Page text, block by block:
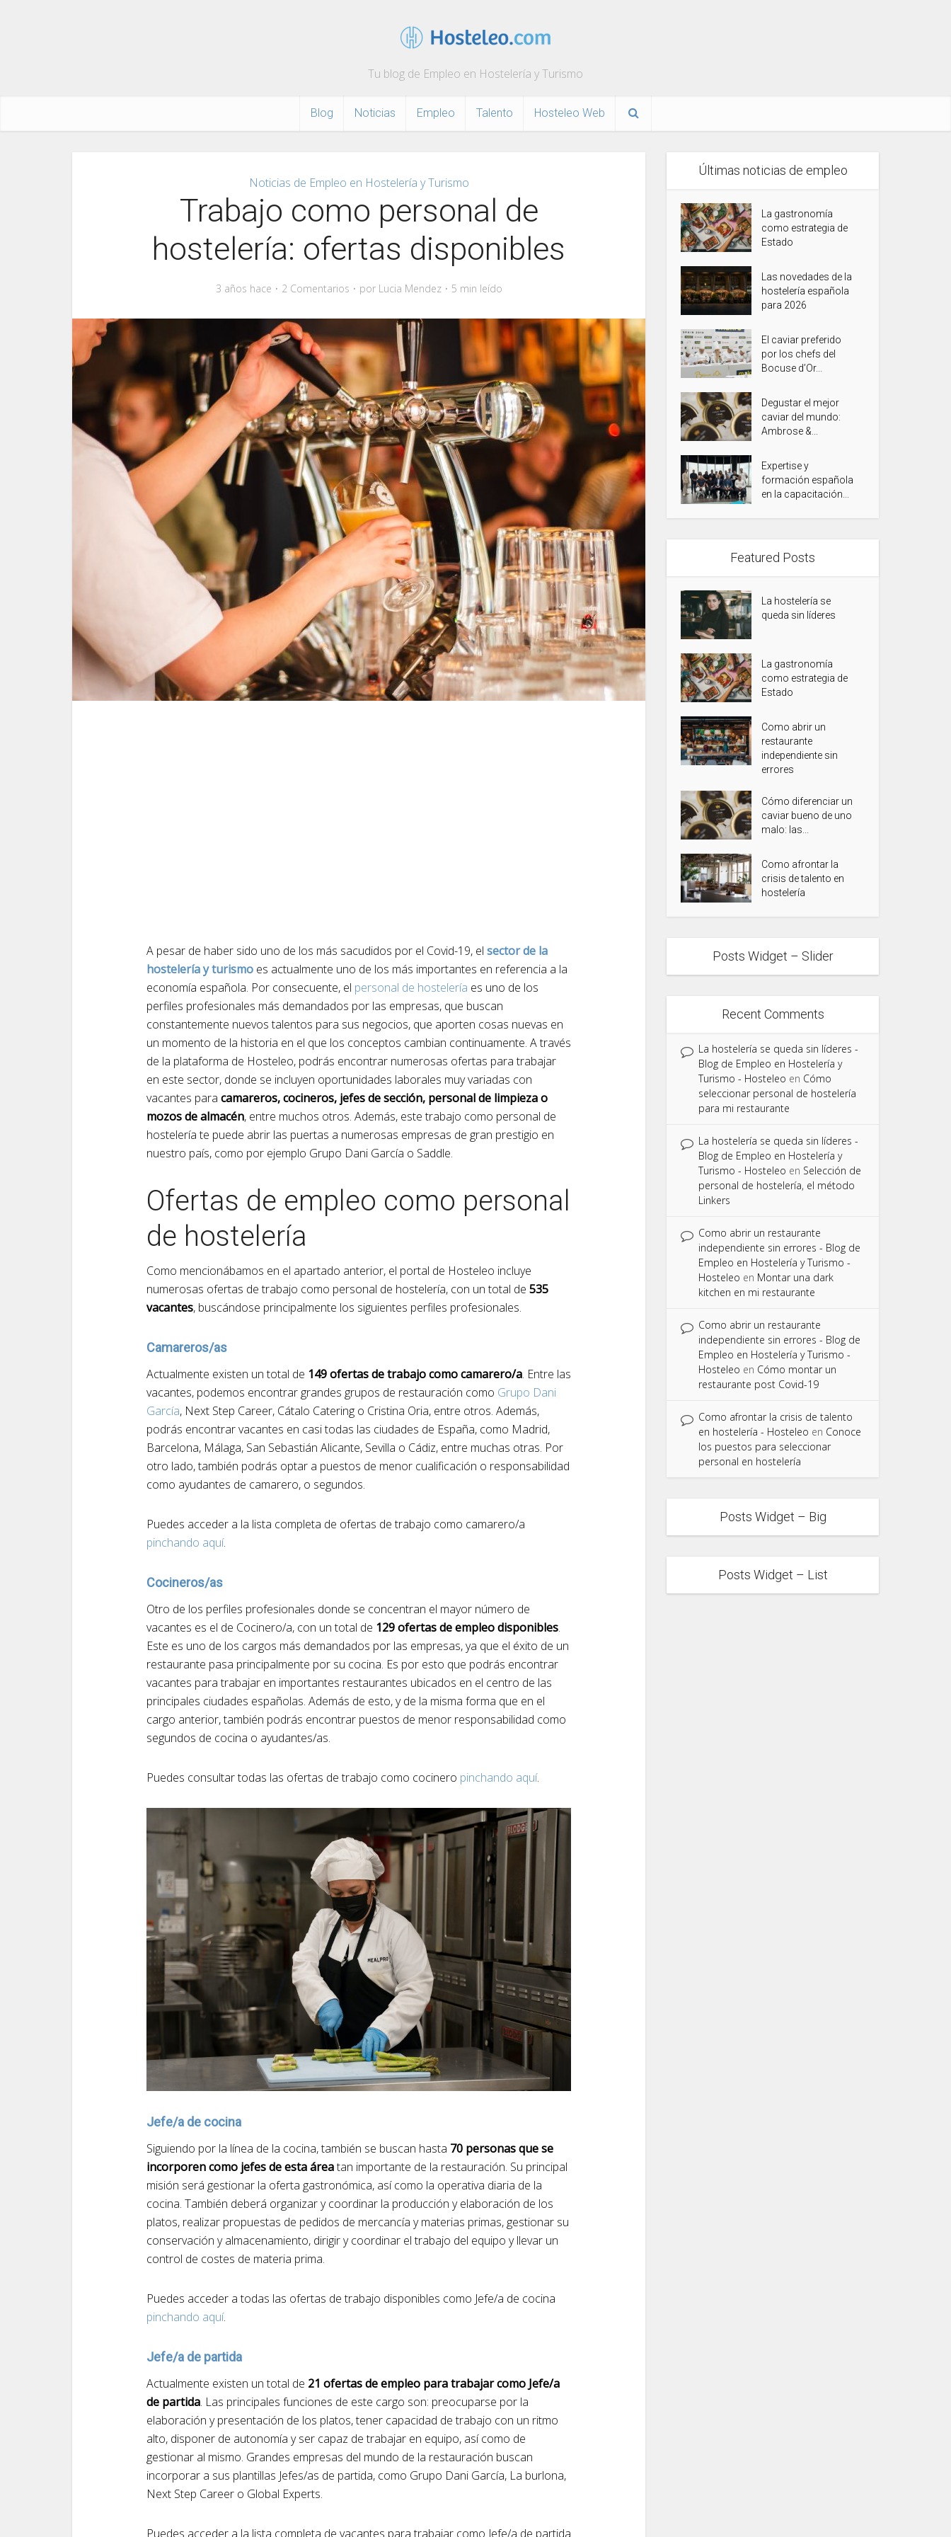
Tu blog de Empleo en Hostelería y Turismo
Blog Noticias Empleo Talento Hosteleo Web
Noticias de Empleo en Hostelería y Turismo
Trabajo como personal de
hostelería: ofertas disponibles
3 años hace 2 Comentarios por Lucia Mendez 5 min leído
A pesar de haber sido uno de los más sacudidos por el Covid-19, el sector de la
hostelería y turismo es actualmente uno de los más importantes en referencia a la
economía española. Por consecuente, el personal de hostelería es uno de los
perfiles profesionales más demandados por las empresas, que buscan
constantemente nuevos talentos para sus negocios, que aporten cosas nuevas en
un momento de la historia en el que los conceptos cambian continuamente. A través
de la plataforma de Hosteleo, podrás encontrar numerosas ofertas para trabajar
en este sector, donde se incluyen oportunidades laborales muy variadas con
vacantes para camareros, cocineros, jefes de sección, personal de limpieza o
mozos de almacén, entre muchos otros. Además, este trabajo como personal de
hostelería te puede abrir las puertas a numerosas empresas de gran prestigio en
nuestro país, como por ejemplo Grupo Dani García o Saddle.
Ofertas de empleo como personal
de hostelería
Como mencionábamos en el apartado anterior, el portal de Hosteleo incluye
numerosas ofertas de trabajo como personal de hostelería, con un total de 535
vacantes, buscándose principalmente los siguientes perfiles profesionales.
Camareros/as
Actualmente existen un total de 149 ofertas de trabajo como camarero/a. Entre las
vacantes, podemos encontrar grandes grupos de restauración como Grupo Dani
García, Next Step Career, Cátalo Catering o Cristina Oria, entre otros. Además,
podrás encontrar vacantes en casi todas las ciudades de España, como Madrid,
Barcelona, Málaga, San Sebastián Alicante, Sevilla o Cádiz, entre muchas otras. Por
otro lado, también podrás optar a puestos de menor cualificación o responsabilidad
como ayudantes de camarero, o segundos.
Puedes acceder a la lista completa de ofertas de trabajo como camarero/a
pinchando aquí.
Cocineros/as
Otro de los perfiles profesionales donde se concentran el mayor número de
vacantes es el de Cocinero/a, con un total de 129 ofertas de empleo disponibles.
Este es uno de los cargos más demandados por las empresas, ya que el éxito de un
restaurante pasa principalmente por su cocina. Es por esto que podrás encontrar
vacantes para trabajar en importantes restaurantes ubicados en el centro de las
principales ciudades españolas. Además de esto, y de la misma forma que en el
cargo anterior, también podrás encontrar puestos de menor responsabilidad como
segundos de cocina o ayudantes/as.
Puedes consultar todas las ofertas de trabajo como cocinero pinchando aquí.
Jefe/a de cocina
Siguiendo por la línea de la cocina, también se buscan hasta 70 personas que se
incorporen como jefes de esta áreatan importante de la restauración. Su principal
misión será gestionar la oferta gastronómica, así como la operativa diaria de la
cocina. También deberá organizar y coordinar la producción y elaboración de los
platos, realizar propuestas de pedidos de mercancía y materias primas, gestionar su
conservación y almacenamiento, dirigir y coordinar el trabajo del equipo y llevar un
control de costes de materia prima.
Puedes acceder a todas las ofertas de trabajo disponibles como Jefe/a de cocina
pinchando aquí.
Jefe/a de partida
Actualmente existen un total de 21 ofertas de empleo para trabajar como Jefe/a
de partida. Las principales funciones de este cargo son: preocuparse por la
elaboración y presentación de los platos, tener capacidad de trabajo con un ritmo
alto, disponer de autonomía y ser capaz de trabajar en equipo, así como de
gestionar al mismo. Grandes empresas del mundo de la restauración buscan
incorporar a sus plantillas Jefes/as de partida, como Grupo Dani García, La burlona,
Next Step Career o Global Experts.
Puedes acceder a la lista completa de vacantes para trabajar como Jefe/a de partida
Últimas noticias de empleo
La gastronomía
como estrategia de
Estado
Las novedades de la
hostelería española
para 2026
El caviar preferido
por los chefs del
Bocuse d’Or...
Degustar el mejor
caviar del mundo:
Ambrose &...
Expertise y
formación española
en la capacitación...
Featured Posts
La hostelería se
queda sin líderes
La gastronomía
como estrategia de
Estado
Como abrir un
restaurante
independiente sin
errores
Cómo diferenciar un
caviar bueno de uno
malo: las...
Como afrontar la
crisis de talento en
hostelería
Posts Widget – Slider
Recent Comments
La hostelería se queda sin líderes -
Blog de Empleo en Hostelería y
Turismo - Hosteleo en Cómo
seleccionar personal de hostelería
para mi restaurante
La hostelería se queda sin líderes -
Blog de Empleo en Hostelería y
Turismo - Hosteleo en Selección de
personal de hostelería, el método
Linkers
Como abrir un restaurante
independiente sin errores - Blog de
Empleo en Hostelería y Turismo -
Hosteleo en Montar una dark
kitchen en mi restaurante
Como abrir un restaurante
independiente sin errores - Blog de
Empleo en Hostelería y Turismo -
Hosteleo en Cómo montar un
restaurante post Covid-19
Como afrontar la crisis de talento
en hostelería - Hosteleo en Conoce
los puestos para seleccionar
personal en hostelería
Posts Widget – Big
Posts Widget – List